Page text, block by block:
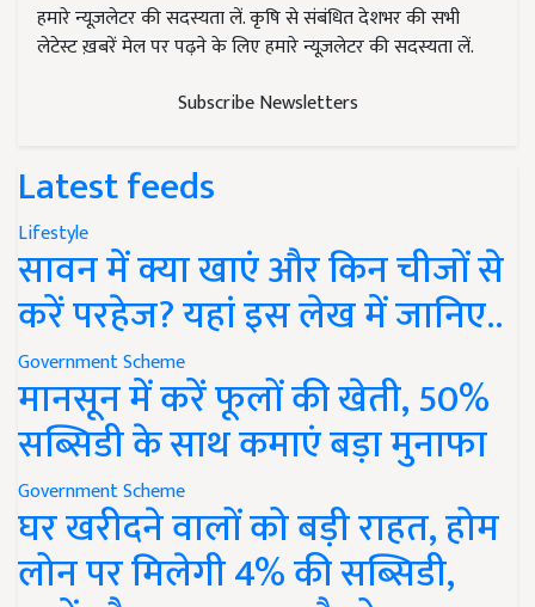
हमारे न्यूज़लेटर की सदस्यता लें. कृषि से संबंधित देशभर की सभी
लेटेस्ट ख़बरें मेल पर पढ़ने के लिए हमारे न्यूज़लेटर की सदस्यता लें.
Subscribe Newsletters
Latest feeds
Lifestyle
सावन में क्या खाएं और किन चीजों से
करें परहेज? यहां इस लेख में जानिए..
Government Scheme
मानसून में करें फूलों की खेती, 50%
सब्सिडी के साथ कमाएं बड़ा मुनाफा
Government Scheme
घर खरीदने वालों को बड़ी राहत, होम
लोन पर मिलेगी 4% की सब्सिडी,